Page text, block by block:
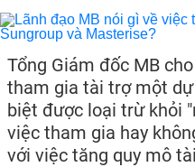
Tổng Giám đốc MB
tham gia tài trợ một
biệt được loại trừ khỏi
việc tham gia hay
với việc tăng quy mô